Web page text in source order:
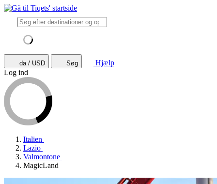
da / USD Søg
Hjælp
Log ind
Italien
Lazio
Valmontone
MagicLand